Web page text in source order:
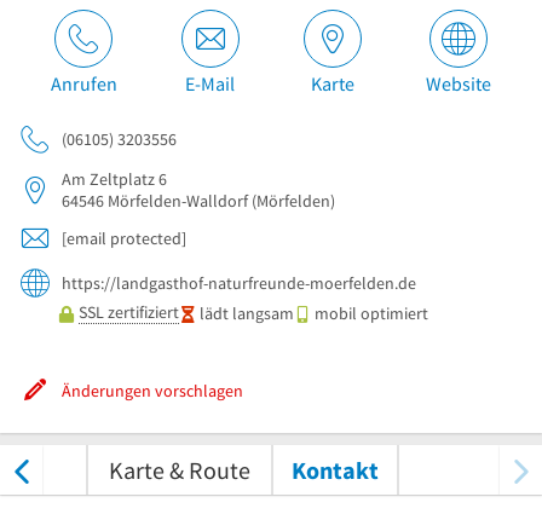
Anrufen E-Mail Karte Website
(06105) 3203556
Am Zeltplatz 6
64546 Mörfelden-Walldorf(Mörfelden)
[email protected]
https://landgasthof-naturfreunde-moerfelden.de
SSL zertifiziert
lädt langsam mobil optimiert
Änderungen vorschlagen
Karte & Route Kontakt